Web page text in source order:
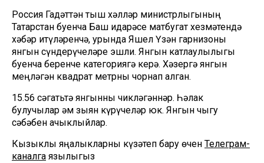
Россия Гадәттән тыш хәлләр министрлыгының
Татарстан буенча Баш идарәсе матбугат хезмәтендә
хәбәр итүләренчә, урында Яшел Үзән гарнизоны
янгын сүндерүчеләре эшли. Янгын катлаулылыгы
буенча беренче категориягә керә. Хәзергә янгын
меңләгән квадрат метрны чорнап алган.
15.56 сәгатьтә янгынны чикләгәннәр. Һәлак
булучылар һәм зыян күрүчеләр юк. Янгын чыгу
сәбәбен ачыклыйлар.
Кызыклы яңалыкларны күзәтеп бару өчен Телеграм-
каналга язылыгыз